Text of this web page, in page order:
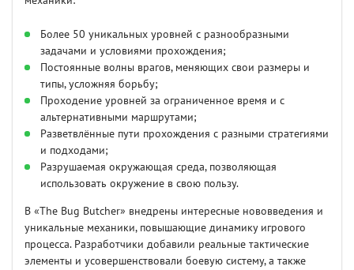
Более 50 уникальных уровней с разнообразными
задачами и условиями прохождения;
Постоянные волны врагов, меняющих свои размеры и
типы, усложняя борьбу;
Проходение уровней за ограниченное время и с
альтернативными маршрутами;
Разветвлённые пути прохождения с разными стратегиями
и подходами;
Разрушаемая окружающая среда, позволяющая
использовать окружение в свою пользу.
В «The Bug Butcher» внедрены интересные нововведения и
уникальные механики, повышающие динамику игрового
процесса. Разработчики добавили реальные тактические
элементы и усовершенствовали боевую систему, а также